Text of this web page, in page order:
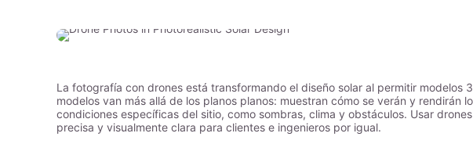
La fotografía con drones está transformando el diseño solar al permitir modelos
modelos van más allá de los planos planos: muestran cómo se verán y rendirán
condiciones específicas del sitio, como sombras, clima y obstáculos. Usar
precisa y visualmente clara para clientes e ingenieros por igual.